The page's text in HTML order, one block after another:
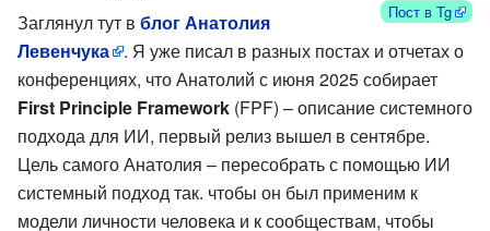
Пост в Tg
Заглянул тут в блог Анатолия
Левенчука
. Я уже писал в разных постах и отчетах о
конференциях, что Анатолий с июня 2025 собирает
First Principle Framework (FPF) – описание системного
подхода для ИИ, первый релиз вышел в сентябре.
Цель самого Анатолия – пересобрать с помощью ИИ
системный подход так. чтобы он был применим к
модели личности человека и к сообществам, чтобы